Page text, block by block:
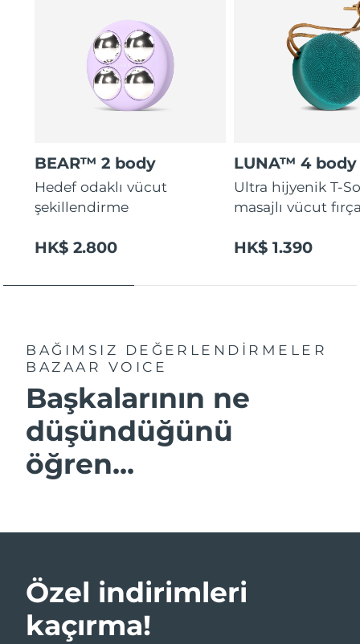
BEAR™ 2 body
Hedef odaklı vücut
şekillendirme
HK$ 2.800
LUNA™ 4 body
Ultra hijyenik T-
masajlı vücut
HK$ 1.390
BAĞIMSIZ DEĞERLENDİRMELER
BAZAAR VOICE
Başkalarının ne
düşündüğünü
öğren...
Özel indirimleri
kaçırma!